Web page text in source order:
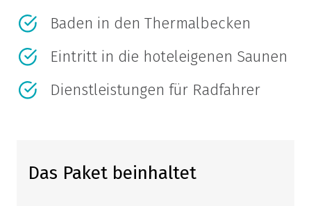
Baden in den Thermalbecken
Eintritt in die hoteleigenen Saunen
Dienstleistungen für Radfahrer
Das Paket beinhaltet